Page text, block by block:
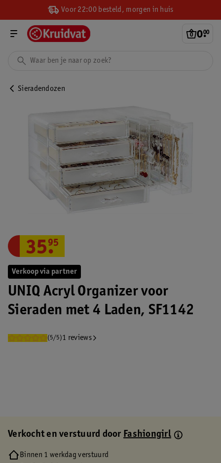
Voor 22:00 besteld, morgen in huis
0.
00
Sieradendozen
Verkoop via partner
UNIQ Acryl Organizer voor
Sieraden met 4 Laden, SF1142
(5/5)1 reviews
35.
95
Verkocht en verstuurd doorFashiongirl
Binnen 1 werkdag verstuurd